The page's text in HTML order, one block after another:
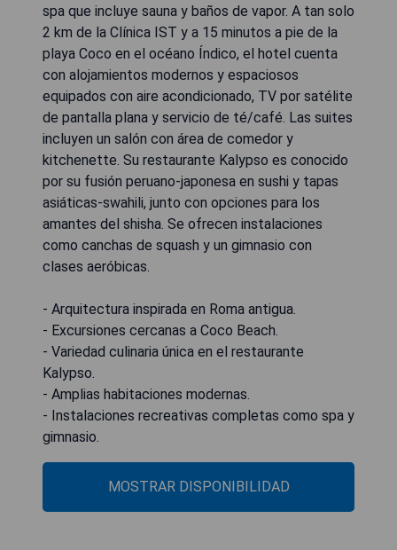
spa que incluye sauna y baños de vapor. A tan solo
2 km de la Clínica IST y a 15 minutos a pie de la
playa Coco en el océano Índico, el hotel cuenta
con alojamientos modernos y espaciosos
equipados con aire acondicionado, TV por satélite
de pantalla plana y servicio de té/café. Las suites
incluyen un salón con área de comedor y
kitchenette. Su restaurante Kalypso es conocido
por su fusión peruano-japonesa en sushi y tapas
asiáticas-swahili, junto con opciones para los
amantes del shisha. Se ofrecen instalaciones
como canchas de squash y un gimnasio con
clases aeróbicas.
- Arquitectura inspirada en Roma antigua.
- Excursiones cercanas a Coco Beach.
- Variedad culinaria única en el restaurante
Kalypso.
- Amplias habitaciones modernas.
- Instalaciones recreativas completas como spa y
gimnasio.
MOSTRAR DISPONIBILIDAD